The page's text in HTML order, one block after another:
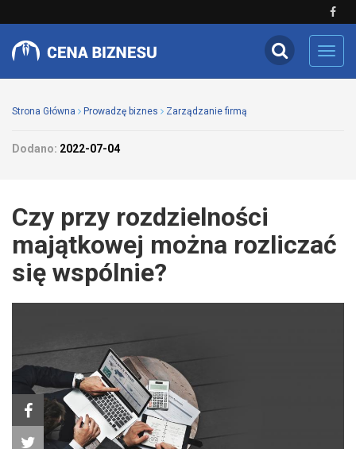
Strona Główna Prowadzę biznes Zarządzanie firmą
Dodano: 2022-07-04
Czy przy rozdzielności
majątkowej można rozliczać
się wspólnie?